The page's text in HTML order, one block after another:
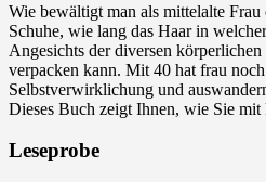
Wie bewältigt man als mittelalte
Schuhe, wie lang das Haar in
Angesichts der diversen
verpacken kann. Mit 40 hat frau
Selbstverwirklichung und
Dieses Buch zeigt Ihnen, wie Sie
Leseprobe